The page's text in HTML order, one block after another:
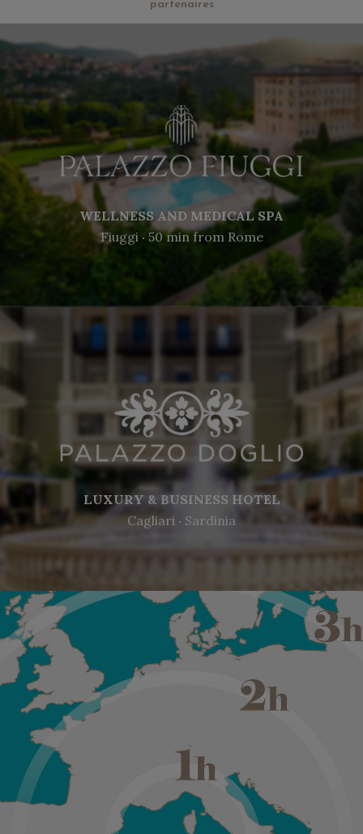
partenaires
WELLNESS AND MEDICAL SPA
Fiuggi ‧ 50 min from Rome
LUXURY & BUSINESS HOTEL
Cagliari ‧ Sardinia